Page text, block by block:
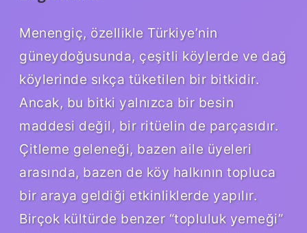
Menengiç, özellikle Türkiye’nin
güneydoğusunda, çeşitli köylerde ve dağ
köylerinde sıkça tüketilen bir bitkidir.
Ancak, bu bitki yalnızca bir besin
maddesi değil, bir ritüelin de parçasıdır.
Çitleme geleneği, bazen aile üyeleri
arasında, bazen de köy halkının topluca
bir araya geldiği etkinliklerde yapılır.
Birçok kültürde benzer “topluluk yemeği”